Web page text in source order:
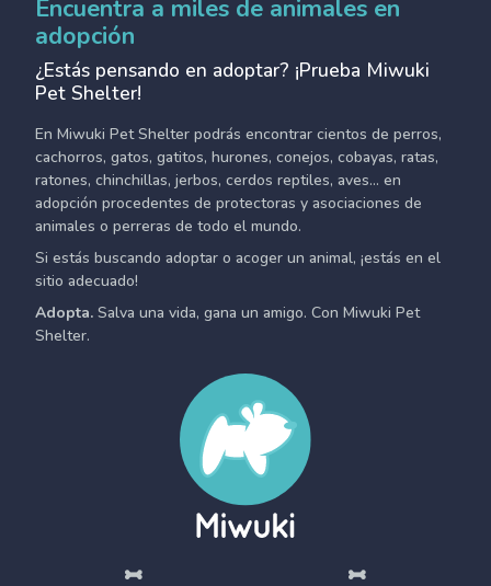
Encuentra a miles de animales en
adopción
¿Estás pensando en adoptar? ¡Prueba Miwuki
Pet Shelter!
En Miwuki Pet Shelter podrás encontrar cientos de perros,
cachorros, gatos, gatitos, hurones, conejos, cobayas, ratas,
ratones, chinchillas, jerbos, cerdos reptiles, aves... en
adopción procedentes de protectoras y asociaciones de
animales o perreras de todo el mundo.
Si estás buscando adoptar o acoger un animal, ¡estás en el
sitio adecuado!
Adopta. Salva una vida, gana un amigo. Con Miwuki Pet
Shelter.